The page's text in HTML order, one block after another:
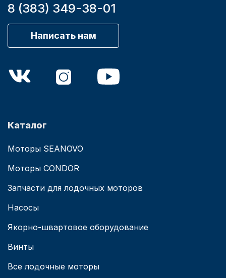
8 (383) 349-38-01
Написать нам
Каталог
Моторы SEANOVO
Моторы CONDOR
Запчасти для лодочных моторов
Насосы
Якорно-швартовое оборудование
Винты
Все лодочные моторы